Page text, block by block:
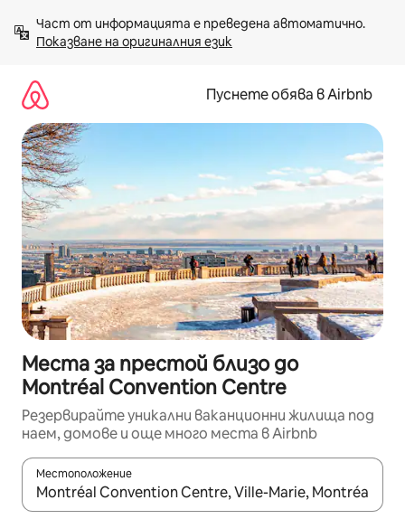
към
съдържанието
Показване на оригиналния език
Пуснете обява в Airbnb
Места за престой близо до
Montréal Convention Centre
Резервирайте уникални ваканционни жилища под
наем, домове и още много места в Airbnb
Местоположение
Когато резултатите се покажат, използвайте